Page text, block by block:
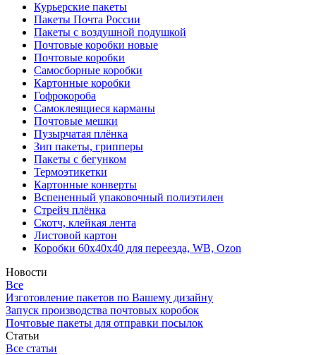
Курьерские пакеты
Пакеты Почта России
Пакеты с воздушной подушкой
Почтовые коробки новые
Почтовые коробки
Самосборные коробки
Картонные коробки
Гофрокороба
Самоклеящиеся карманы
Почтовые мешки
Пузырчатая плёнка
Зип пакеты, грипперы
Пакеты с бегунком
Термоэтикетки
Картонные конверты
Вспененный упаковочный полиэтилен
Стрейч плёнка
Скотч, клейкая лента
Листовой картон
Коробки 60х40х40 для переезда, WB, Ozon
Новости
Все
Изготовление пакетов по Вашему дизайну
Запуск производства почтовых коробок
Почтовые пакеты для отправки посылок
Статьи
Все статьи